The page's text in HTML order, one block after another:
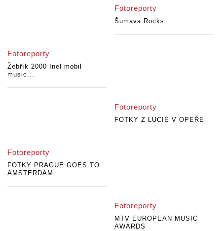
Fotoreporty
Šumava Rocks
Fotoreporty
Žebřík 2000 Inel mobil
music...
Fotoreporty
FOTKY Z LUCIE V OPEŘE
Fotoreporty
FOTKY PRAGUE GOES TO
AMSTERDAM
Fotoreporty
MTV EUROPEAN MUSIC
AWARDS